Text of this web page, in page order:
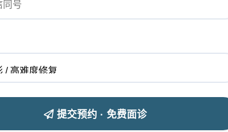
提交预约 · 免费面诊